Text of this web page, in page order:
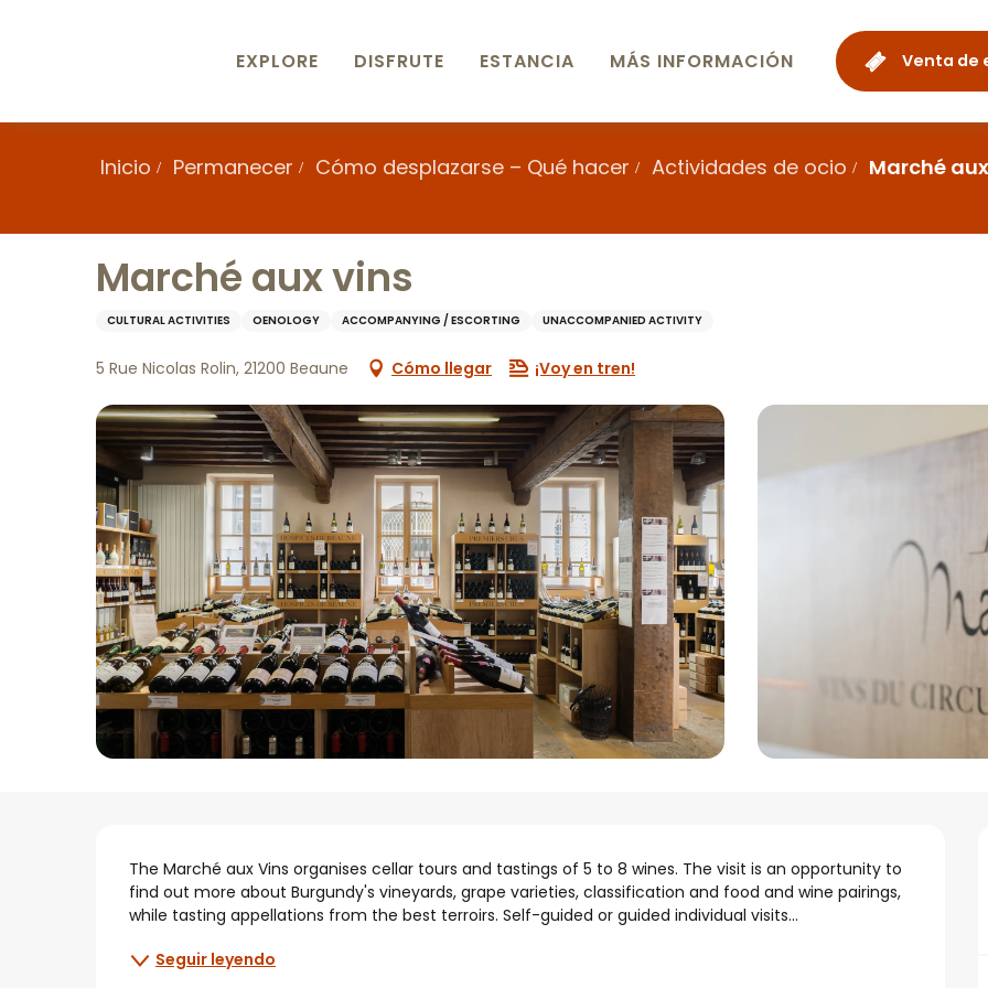
Venta de
EXPLORE DISFRUTE ESTANCIA MÁS INFORMACIÓN
Inicio Permanecer Cómo desplazarse – Qué hacer Actividades de ocio Marché
Marché aux vins
CULTURAL ACTIVITIES OENOLOGY ACCOMPANYING / ESCORTING UNACCOMPANIED ACTIVITY
5 Rue Nicolas Rolin, 21200 Beaune Cómo llegar ¡Voy en tren!
Descripción
The Marché aux Vins organises cellar tours and tastings of 5 to 8 wines. The visit is an opportunity to
find out more about Burgundy's vineyards, grape varieties, classification and food and wine pairings,
while tasting appellations from the best terroirs. Self-guided or guided individual visits...
Seguir leyendo